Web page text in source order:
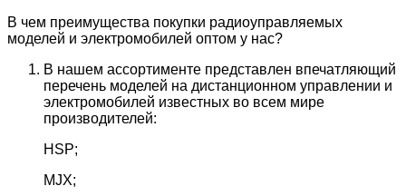
В чем преимущества покупки радиоуправляемых
моделей и электромобилей оптом у нас?
В нашем ассортименте представлен впечатляющий
перечень моделей на дистанционном управлении и
электромобилей известных во всем мире
производителей:
HSP;
MJX;